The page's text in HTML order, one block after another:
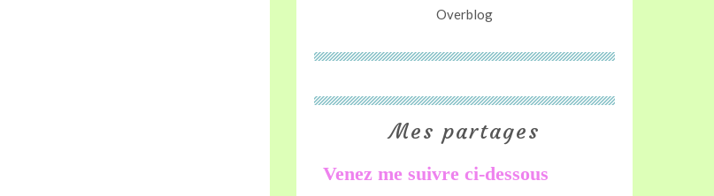
Overblog
Mes partages
Venez me suivre ci-dessous